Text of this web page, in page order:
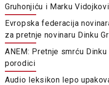
Gruhonjiću i Marku
Evropska federacija
za pretnje novinaru Dinku
ANEM: Pretnje smrću
porodici
Audio leksikon lepo